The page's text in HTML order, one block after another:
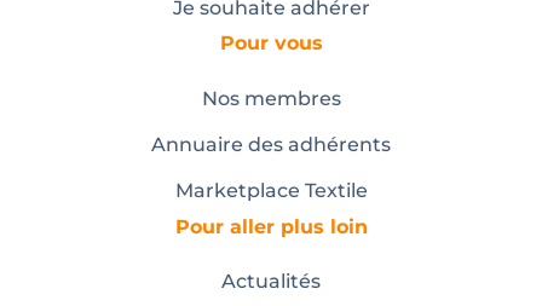
Je souhaite adhérer
Pour vous
Nos membres
Annuaire des adhérents
Marketplace Textile
Pour aller plus loin
Actualités